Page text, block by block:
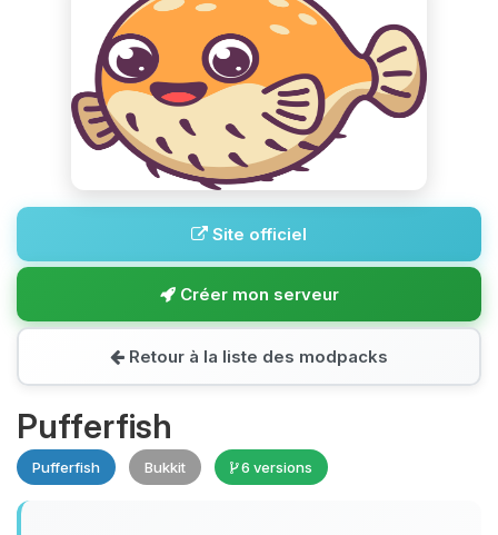
Site officiel
Créer mon serveur
Retour à la liste des modpacks
Pufferfish
Pufferfish Bukkit 6 versions